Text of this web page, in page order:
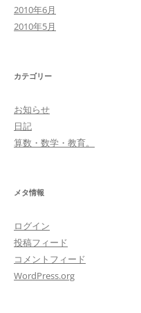
2010年6月
2010年5月
カテゴリー
お知らせ
日記
算数・数学・教育。
メタ情報
ログイン
投稿フィード
コメントフィード
WordPress.org